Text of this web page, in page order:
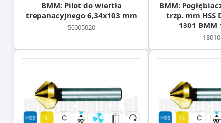
BMM: Pilot do wiertła
trepanacyjnego 6,34x103 mm
50005020
BMM:
trzp. mm HSS
1801 BMM